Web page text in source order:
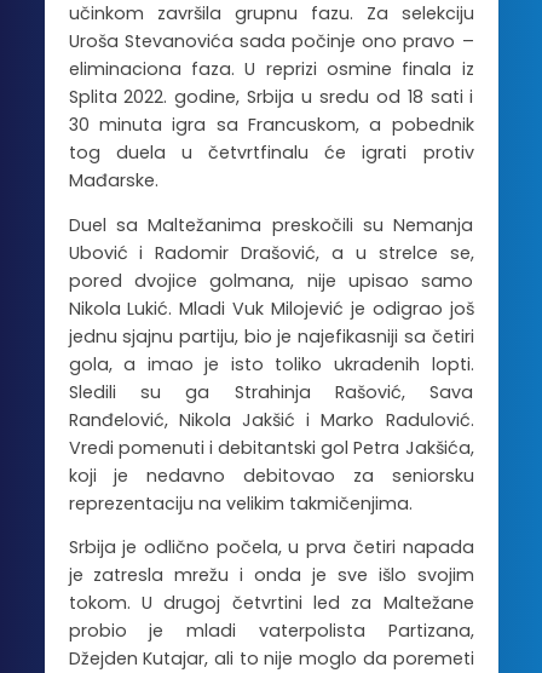
učinkom završila grupnu fazu. Za selekciju
Uroša Stevanovića sada počinje ono pravo –
eliminaciona faza. U reprizi osmine finala iz
Splita 2022. godine, Srbija u sredu od 18 sati i
30 minuta igra sa Francuskom, a pobednik
tog duela u četvrtfinalu će igrati protiv
Mađarske.
Duel sa Maltežanima preskočili su Nemanja
Ubović i Radomir Drašović, a u strelce se,
pored dvojice golmana, nije upisao samo
Nikola Lukić. Mladi Vuk Milojević je odigrao još
jednu sjajnu partiju, bio je najefikasniji sa četiri
gola, a imao je isto toliko ukradenih lopti.
Sledili su ga Strahinja Rašović, Sava
Ranđelović, Nikola Jakšić i Marko Radulović.
Vredi pomenuti i debitantski gol Petra Jakšića,
koji je nedavno debitovao za seniorsku
reprezentaciju na velikim takmičenjima.
Srbija je odlično počela, u prva četiri napada
je zatresla mrežu i onda je sve išlo svojim
tokom. U drugoj četvrtini led za Maltežane
probio je mladi vaterpolista Partizana,
Džejden Kutajar, ali to nije moglo da poremeti